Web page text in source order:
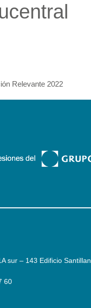
Relevante 2022
sur – 143 Edificio
60